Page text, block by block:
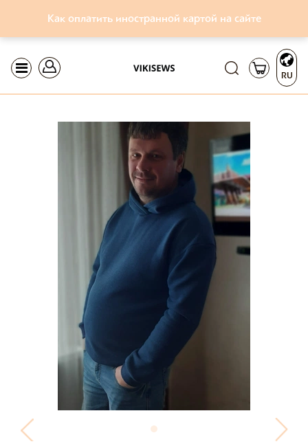
Как оплатить иностранной картой на сайте
RU